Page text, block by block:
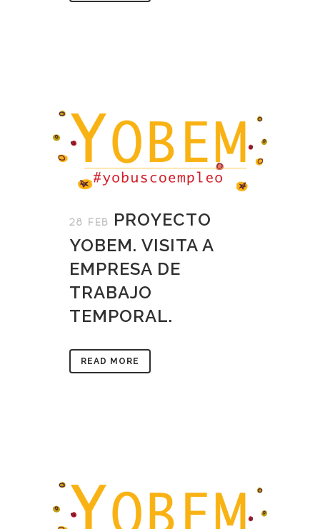
28 FEB PROYECTO
YOBEM. VISITA A
EMPRESA DE
TRABAJO
TEMPORAL.
READ MORE